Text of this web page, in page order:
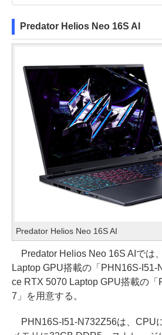
Predator Helios Neo 16S AI
Predator Helios Neo 16S AI
Predator Helios Neo 16S AIでは
Laptop GPU搭載の「PHN16S-I51-
ce RTX 5070 Laptop GPU搭載の
7」を用意する。
PHN16S-I51-N732Z56は、CPU